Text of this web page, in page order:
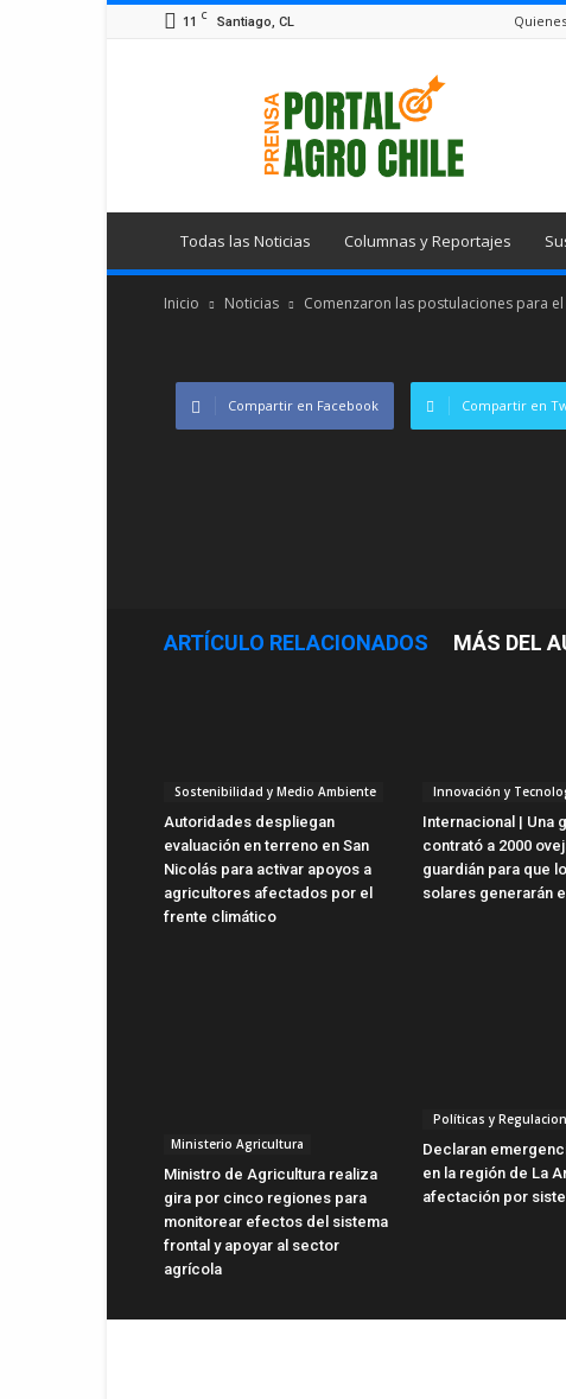
11 C Santiago, CL
Todas las Noticias Columnas y Reportajes
Inicio Noticias Comenzaron las postulaciones para
Compartir en Facebook Compartir en
ARTÍCULO RELACIONADOS MÁS DEL
Sostenibilidad y Medio Ambiente
Autoridades despliegan
evaluación en terreno en San
Nicolás para activar apoyos a
agricultores afectados por el
frente climático
Innovación y
Internacional | Una
contrató a 2000
guardián para que
solares generarán
Ministerio Agricultura
Ministro de Agricultura realiza
gira por cinco regiones para
monitorear efectos del sistema
frontal y apoyar al sector
agrícola
Políticas y
Declaran
en la región de La
afectación por